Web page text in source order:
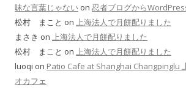
昧な言葉じゃない on 忍者ブログから
松村 まこと on 上海法人で月餅配りました
まさき on 上海法人で月餅配りました
松村 まこと on 上海法人で月餅配りました
luoqi on Patio Cafe at Shanghai Changpinglu
オカフェ